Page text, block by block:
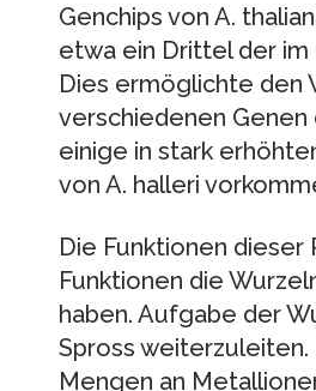
Genchips von A.
etwa ein Drittel der im
Dies ermöglichte den
verschiedenen
einige in stark
von A. halleri
Die Funktionen
Funktionen die
haben. Aufgabe der
Spross
Mengen an